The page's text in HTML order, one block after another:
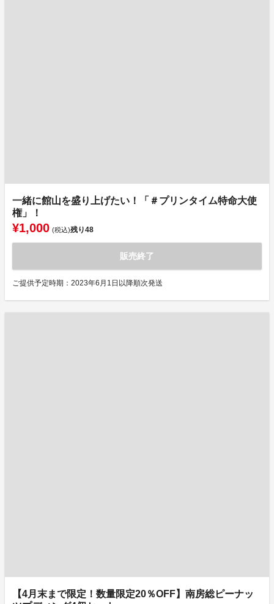
一緒に館山を盛り上げたい！「＃プリンタイム特命大使
権」！
¥1,000 (税込)残り48
販売終了
ご提供予定時期：2023年6月1日以降順次発送
【4月末まで限定！数量限定20％OFF】南房総ピーナッ